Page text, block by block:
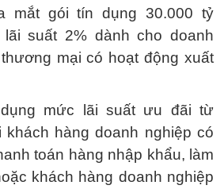
mắt gói tín dụng 30.000 tỷ
suất 2% dành cho doanh
mại có hoạt động xuất
mức lãi suất ưu đãi từ
khách hàng doanh nghiệp có
toán hàng nhập khẩu, làm
khách hàng doanh nghiệp